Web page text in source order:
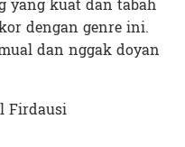
dengan genre ini.
dan nggak doyan
Firdausi